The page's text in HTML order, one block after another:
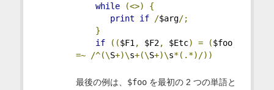
while
(<>)
{
print
if /$arg/;
}
if
(($F1 , $F2, $Etc) = (
$foo
=~
/^(\S+)\s+(\S+)\s*(.*)/))
最後の例は、 $fooを最初の 2 つの単語と